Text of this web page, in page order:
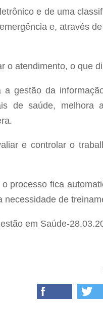
e de uma
e, através
o atendimento, o que
a gestão da
de saúde,
e controlar o
processo fica
necessidade de
em Saúde-